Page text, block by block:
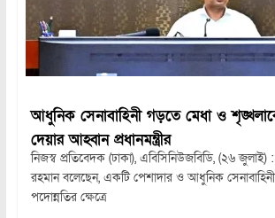
আধুনিক সেনাবাহিনী গড়তে মেধা ও
দেয়ার আহ্বান প্রধানমন্ত্রীর
নিজস্ব প্রতিবেদক (ঢাকা), এবিসিনিউজবিডি, (২৬ জুলাই) :
রহমান বলেছেন, একটি পেশাদার ও আধুনিক
পদোন্নতির ক্ষেত্রে